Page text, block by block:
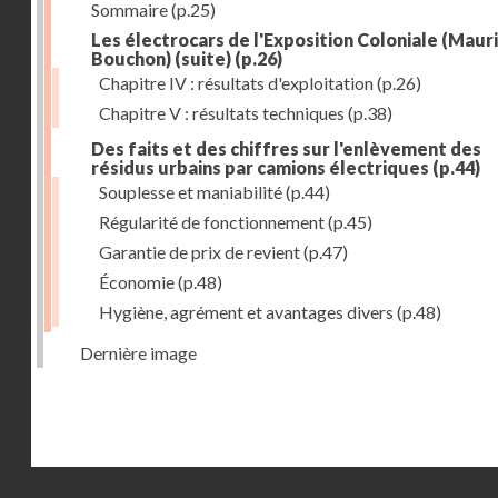
Sommaire(p.25)
Les électrocars de l'Exposition Coloniale
Bouchon) (suite) (p.26)
Chapitre IV : résultats d'exploitation(p.26)
Chapitre V : résultats techniques (p.38)
Des faits et des chiffres sur l'enlèvement des
résidus urbains par camions électriques (p.44)
Souplesse et maniabilité(p.44)
Régularité de fonctionnement(p.45)
Garantie de prix de revient(p.47)
Économie(p.48)
Hygiène, agrément et avantages divers (p.48)
Dernière image